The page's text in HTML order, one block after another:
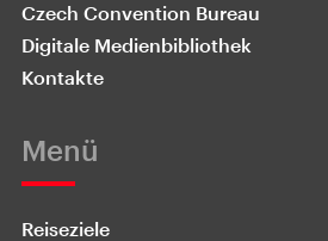
Czech Convention Bureau
Digitale Medienbibliothek
Kontakte
Menü
Reiseziele